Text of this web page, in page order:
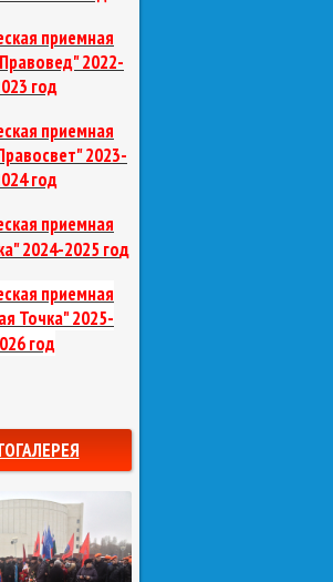
приемная
2022-
год
приемная
2023-
год
приемная
2024-2025 год
приемная
Точка"2025-
год